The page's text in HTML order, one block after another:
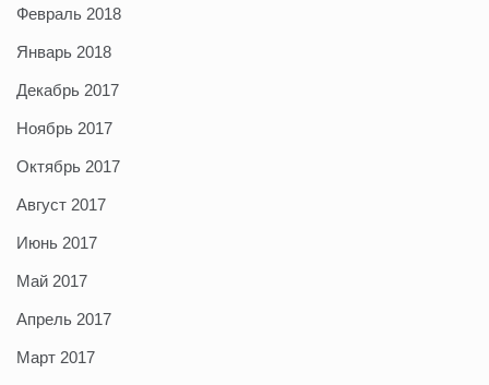
Февраль 2018
Январь 2018
Декабрь 2017
Ноябрь 2017
Октябрь 2017
Август 2017
Июнь 2017
Май 2017
Апрель 2017
Март 2017